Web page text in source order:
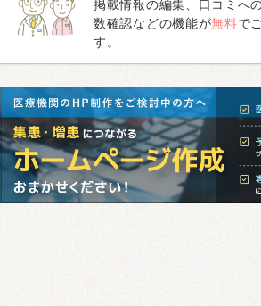
掲載情報の編集、口コミへ
数確認などの機能が無料で
す。